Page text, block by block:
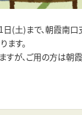
日(土)まで、朝霞南
ます。
すが、ご用の方は朝